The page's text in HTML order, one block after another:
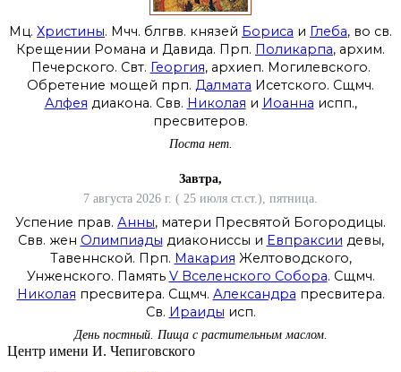
Мц. Христины. Мчч. блгвв. князей Бориса и Глеба, во св.
Крещении Романа и Давида. Прп. Поликарпа, архим.
Печерского. Свт. Георгия, архиеп. Могилевского.
Обретение мощей прп. Далмата Исетского. Сщмч.
Алфея диакона. Свв. Николая и Иоанна испп.,
пресвитеров.
Поста нет.
Завтра,
7 августа 2026 г. ( 25 июля ст.ст.), пятница.
Успение прав. Анны, матери Пресвятой Богородицы.
Свв. жен Олимпиады диакониссы и Евпраксии девы,
Тавеннской. Прп. Макария Желтоводского,
Унженского. Память V Вселенского Собора. Сщмч.
Николая пресвитера. Сщмч. Александра пресвитера.
Св. Ираиды исп.
День постный. Пища с растительным маслом.
Центр имени И. Чепиговского